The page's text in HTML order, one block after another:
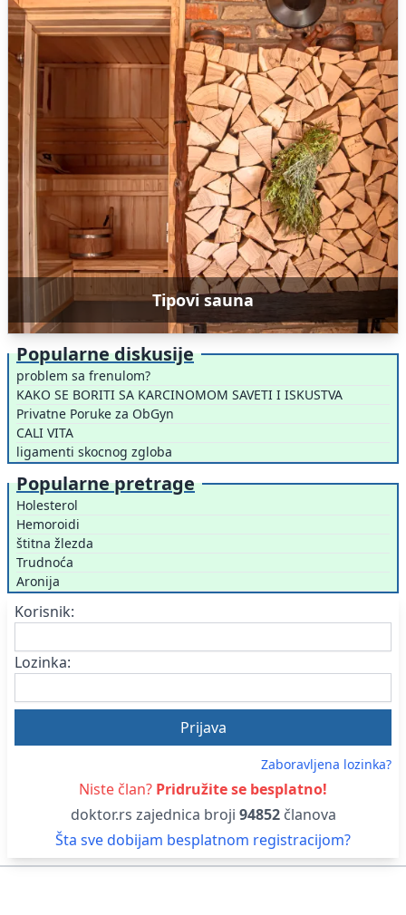
Tipovi sauna
Popularne diskusije
problem sa frenulom?
KAKO SE BORITI SA KARCINOMOM SAVETI I ISKUSTVA
Privatne Poruke za ObGyn
CALI VITA
ligamenti skocnog zgloba
Popularne pretrage
Holesterol
Hemoroidi
štitna žlezda
Trudnoća
Aronija
Korisnik:
Lozinka:
Zaboravljena lozinka?
Niste član? Pridružite se besplatno!
doktor.rs zajednica broji 94852članova
Šta sve dobijam besplatnom registracijom?